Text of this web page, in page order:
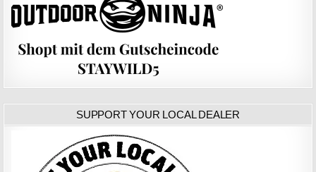
SUPPORT YOUR LOCAL DEALER